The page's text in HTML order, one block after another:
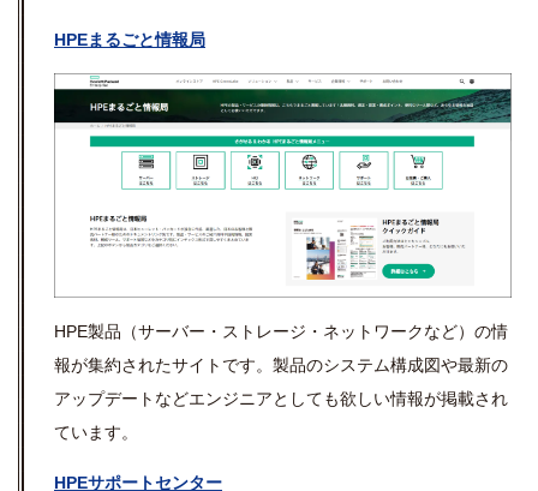
HPEまるごと情報局
HPE製品（サーバー・ストレージ・ネットワークなど）の情
報が集約されたサイトです。製品のシステム構成図や最新の
アップデートなどエンジニアとしても欲しい情報が掲載され
ています。
HPEサポートセンター